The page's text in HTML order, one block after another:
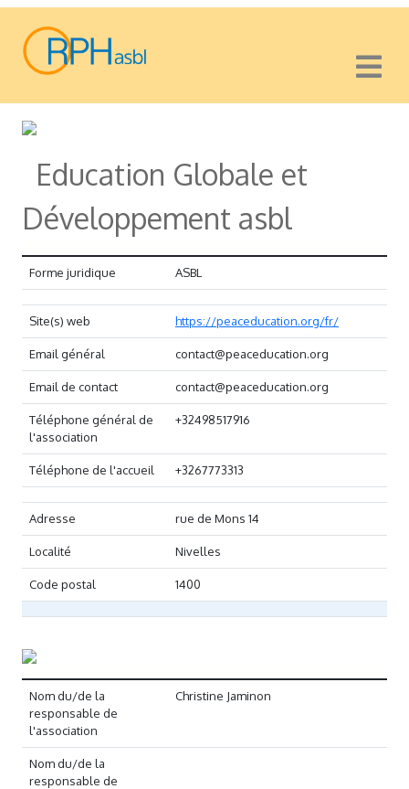
Education Globale et
Développement asbl
Forme juridique ASBL
Site(s) web https://peaceducation.org/fr/
Email général contact@peaceducation.org
Email de contact contact@peaceducation.org
Téléphone général de
l'association
+32498517916
Téléphone de l'accueil +3267773313
Adresse rue de Mons 14
Localité Nivelles
Code postal 1400
Nom du/de la
responsable de
l'association
Christine Jaminon
Nom du/de la
responsable de